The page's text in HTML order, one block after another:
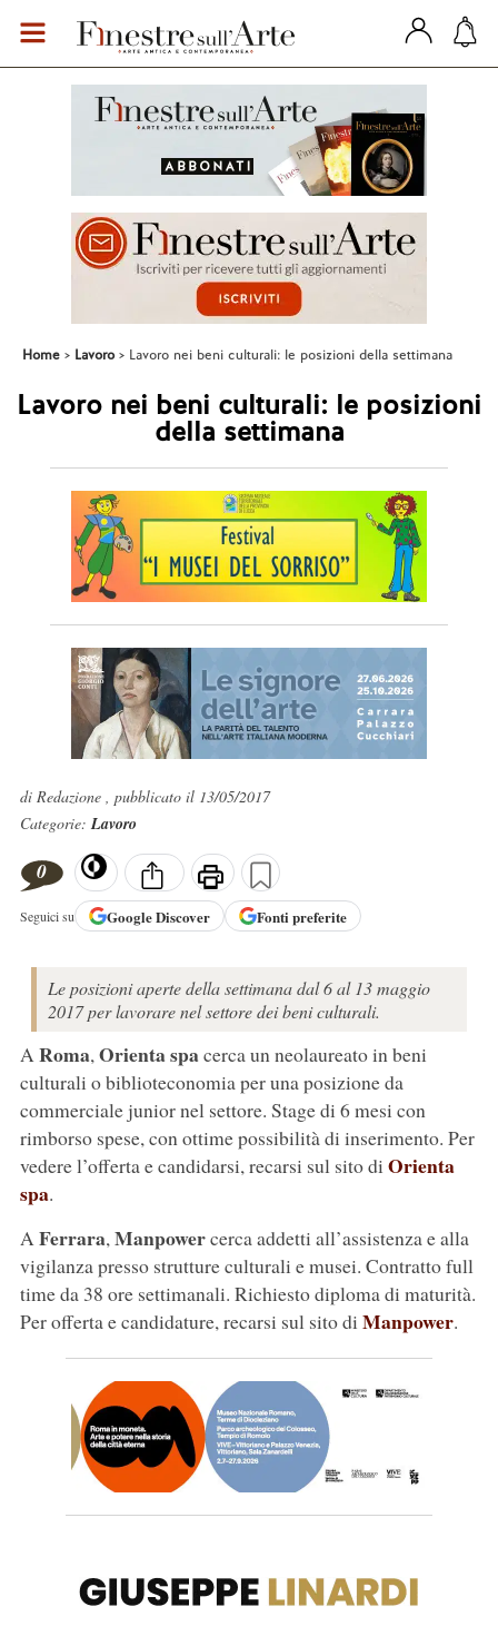
Home Lavoro Lavoro nei beni culturali: le posizioni della settimana
Lavoro nei beni culturali: le posizioni
della settimana
di Redazione , pubblicato il 13/05/2017
Categorie:Lavoro
0
Seguici su GoogleDiscover Fonti preferite
Le posizioni aperte della settimana dal 6 al 13 maggio
2017 per lavorare nel settore dei beni culturali.
ARoma,Orienta spacerca un neolaureato in beni
culturali o biblioteconomia per una posizione da
commerciale junior nel settore. Stage di 6 mesi con
rimborso spese, con ottime possibilità di inserimento. Per
vedere l’offerta e candidarsi, recarsi sul sito di Orienta
spa.
AFerrara,Manpowercerca addetti all’assistenza e alla
vigilanza presso strutture culturali e musei. Contratto full
time da 38 ore settimanali. Richiesto diploma di maturità.
Per offerta e candidature, recarsi sul sito di Manpower.